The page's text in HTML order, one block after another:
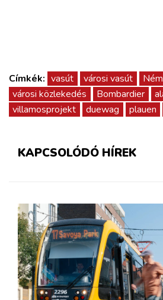
Címkék: vasút városi vasút
városi közlekedés
Bombardier
villamosprojekt
duewag plauen
KAPCSOLÓDÓ HÍREK